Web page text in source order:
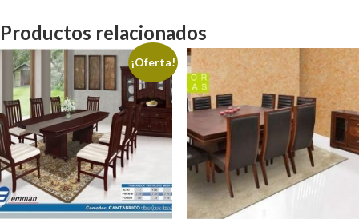
Productos relacionados
¡Oferta!